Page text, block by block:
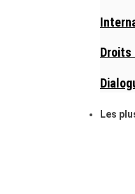
Droits
Les